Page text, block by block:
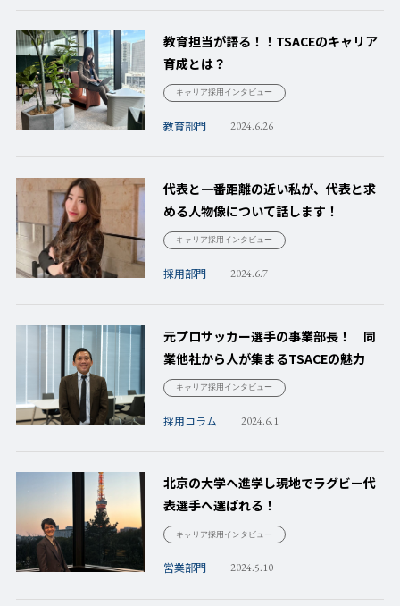
教育担当が語る！！TSACEのキャリア
育成とは？
キャリア採用インタビュー
教育部門 2024.6.26
代表と一番距離の近い私が、代表と求
める人物像について話します！
キャリア採用インタビュー
採用部門 2024.6.7
元プロサッカー選手の事業部長！ 同
業他社から人が集まるTSACEの魅力
キャリア採用インタビュー
採用コラム 2024.6.1
北京の大学へ進学し現地でラグビー代
表選手へ選ばれる！
キャリア採用インタビュー
営業部門 2024.5.10